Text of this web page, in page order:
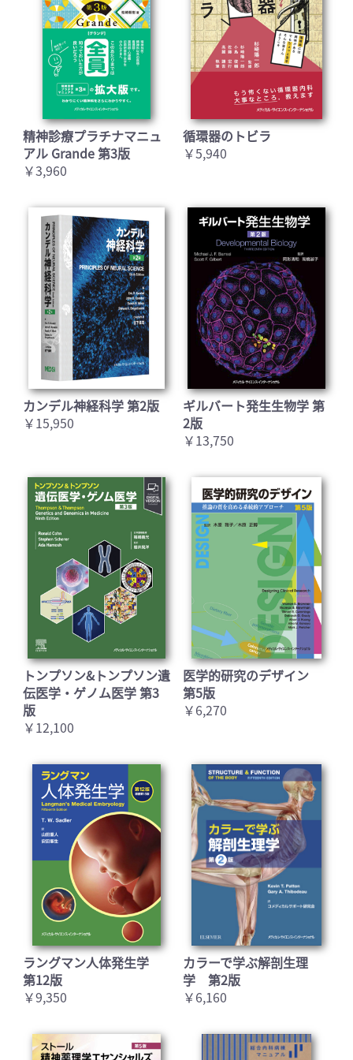
お買い物を続ける カートへ進む
精神診療プラチナマニュ
アル Grande 第3版
￥3,960
循環器のトビラ
￥5,940
カンデル神経科学 第2版
￥15,950
ギルバート発生生物学 第
2版
￥13,750
トンプソン&トンプソン遺
伝医学・ゲノム医学 第3
版
￥12,100
医学的研究のデザイン
第5版
￥6,270
ラングマン人体発生学
第12版
￥9,350
カラーで学ぶ解剖生理
学 第2版
￥6,160